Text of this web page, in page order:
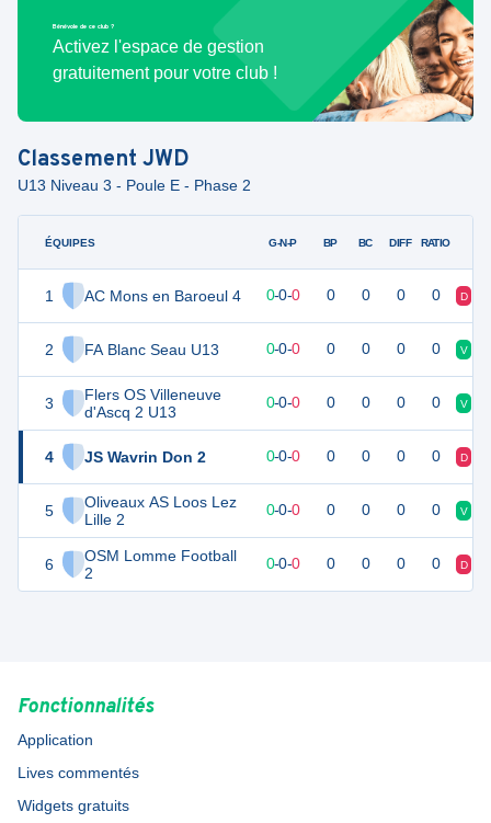
Bénévole de ce club ?
Activez l'espace de gestion
gratuitement pour votre club !
Classement JWD
U13 Niveau 3 - Poule E - Phase 2
ÉQUIPES
1 AC Mons en Baroeul 4
2 FA Blanc Seau U13
3
Flers OS Villeneuve
d'Ascq 2 U13
4 JS Wavrin Don 2
5
Oliveaux AS Loos Lez
Lille 2
6
OSM Lomme Football
2
G-N-P BP BC DIFF RATIO
0 0 0-0-0 0 0 0 0 D
0 0-0-0 0 0 0 0 V
0 0-0-0 0 0 0 0 V
0 0-0-0 0 0 0 0 D
0 0 0-0-0 0 0 0 0 V
0 0 0-0-0 0 0 0 0 D
Fonctionnalités
Application
Lives commentés
Widgets gratuits